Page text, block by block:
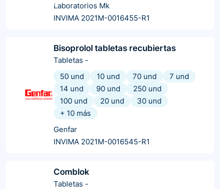
Laboratorios Mk
INVIMA 2021M-0016455-R1
Bisoprolol tabletas recubiertas
Tabletas -
50 und
10 und 70 und
7 und
14 und
90 und
250 und
100 und
20 und
30 und
+ 10 más
Genfar
INVIMA 2021M-0016545-R1
Comblok
Tabletas -